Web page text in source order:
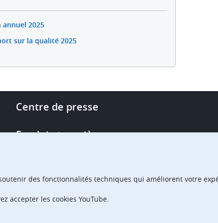
annuel 2025
sur la qualité 2025
Footer
Centre de presse
Emploi et carrière
des fonctionnalités techniques qui améliorent votre
accepter les cookies YouTube.